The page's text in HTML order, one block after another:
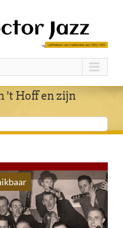
’t Hoff en zijn